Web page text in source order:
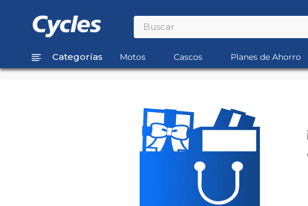
Buscar
Motos Cascos Planes de Ahorro
TÉRMINOS MÁS BUSCADOS
1.
rouser